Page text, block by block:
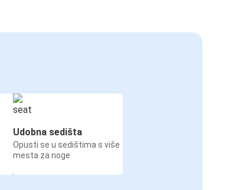
Udobna sedišta
Opusti se u sedištima s više
mesta za noge